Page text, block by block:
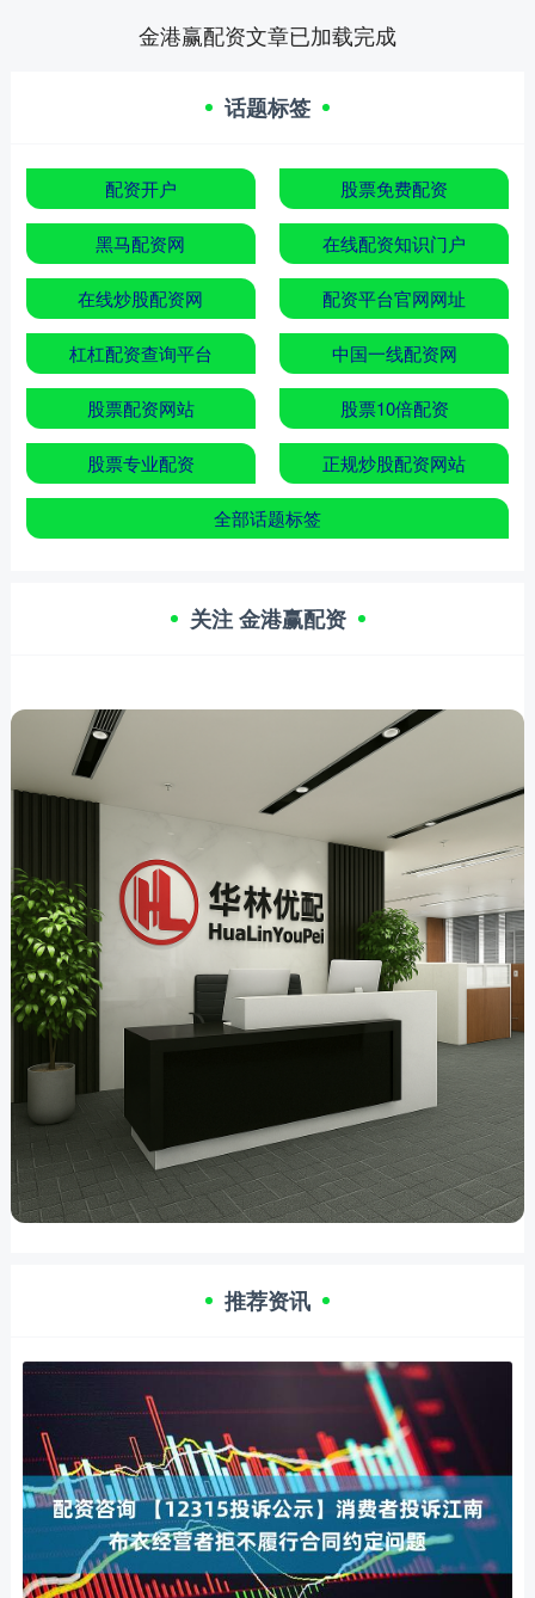
金港赢配资文章已加载完成
话题标签
配资开户 股票免费配资
黑马配资网 在线配资知识门户
在线炒股配资网 配资平台官网网址
杠杠配资查询平台 中国一线配资网
股票配资网站 股票10倍配资
股票专业配资 正规炒股配资网站
全部话题标签
关注 金港赢配资
推荐资讯